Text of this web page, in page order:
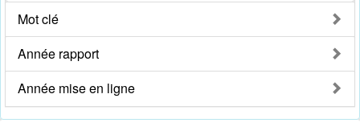
Mot clé
Année rapport
Année mise en ligne